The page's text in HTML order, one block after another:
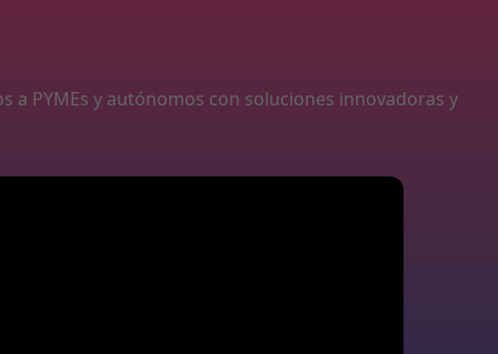
a PYMEs y autónomos con soluciones innovadoras y